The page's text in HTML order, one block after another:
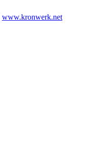
www.kronwerk.net